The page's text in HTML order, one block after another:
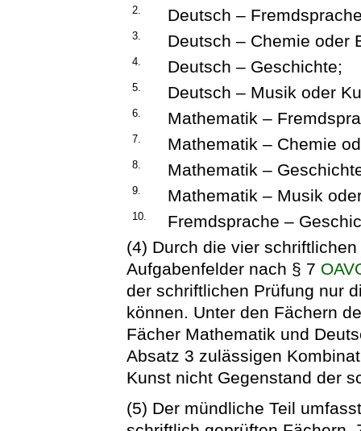
2. Deutsch –
3. Deutsch – Chemie oder
4. Deutsch – Geschichte;
5. Deutsch – Musik oder
6. Mathematik –
7. Mathematik – Chemie
8. Mathematik –
9. Mathematik – Musik
10.
Fremdsprache –
(4) Durch die vier
Aufgabenfelder nach § 7
der schriftlichen Prüfung nur
können. Unter den Fächern
Fächer Mathematik und
Absatz 3 zulässigen
Kunst nicht Gegenstand der
(5) Der mündliche Teil